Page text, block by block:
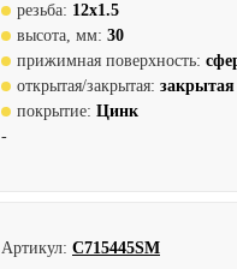
резьба: 12х1.5
высота, мм: 30
прижимная поверхность:
открытая/закрытая: закрытая
покрытие: Цинк
-
Артикул: C715445SM